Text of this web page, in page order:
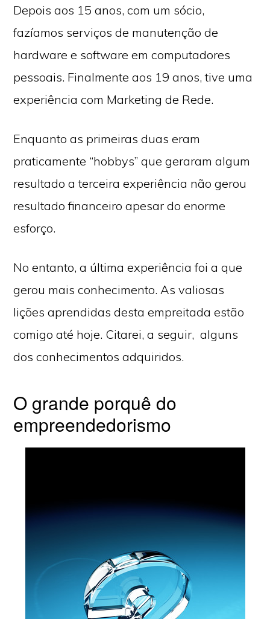
Depois aos 15 anos, com um sócio,
fazíamos serviços de manutenção de
hardware e software em computadores
pessoais. Finalmente aos 19 anos, tive uma
experiência com Marketing de Rede.
Enquanto as primeiras duas eram
praticamente “hobbys” que geraram algum
resultado a terceira experiência não gerou
resultado financeiro apesar do enorme
esforço.
No entanto, a última experiência foi a que
gerou mais conhecimento. As valiosas
lições aprendidas desta empreitada estão
comigo até hoje. Citarei, a seguir, alguns
dos conhecimentos adquiridos.
O grande porquê do
empreendedorismo